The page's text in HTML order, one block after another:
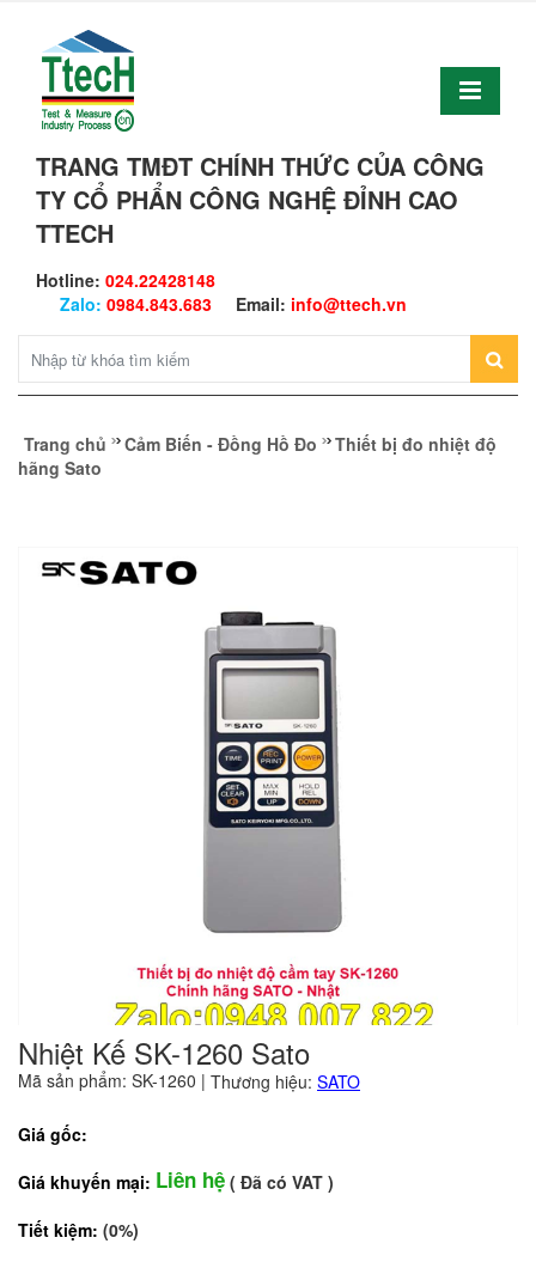
TRANG TMĐT CHÍNH THỨC CỦA CÔNG
TY CỔ PHẨN CÔNG NGHỆ ĐỈNH CAO
TTECH
Hotline: 024.22428148
Zalo: 0984.843.683 Email: info@ttech.vn
Trang chủ Cảm Biến - Đồng Hồ Đo
Thiết bị đo nhiệt độ
hãng Sato
Nhiệt Kế SK-1260 Sato
Mã sản phẩm: SK-1260 | Thương hiệu: SATO
Giá gốc:
Giá khuyến mại: Liên hệ ( Đã có VAT )
Tiết kiệm: (0%)